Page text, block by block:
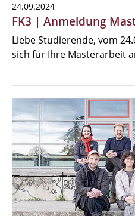
24.09.2024
FK3 | Anmeldung
Liebe Studierende, vom
sich für Ihre Masterarbeit